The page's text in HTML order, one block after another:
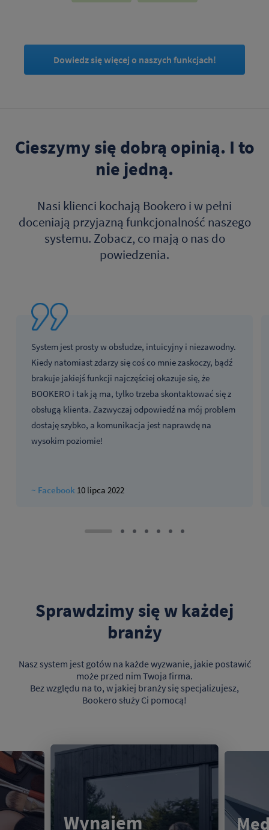
Dowiedz się więcej o naszych funkcjach!
Cieszymy się dobrą opinią. I to
nie jedną.
Nasi klienci kochają Bookero i w pełni
doceniają przyjazną funkcjonalność naszego
systemu. Zobacz, co mają o nas do
powiedzenia.
System jest prosty w obsłudze, intuicyjny i niezawodny.
Kiedy natomiast zdarzy się coś co mnie zaskoczy, bądź
brakuje jakiejś funkcji najczęściej okazuje się, że
BOOKERO i tak ją ma, tylko trzeba skontaktować się z
obsługą klienta. Zazwyczaj odpowiedź na mój problem
dostaję szybko, a komunikacja jest naprawdę na
wysokim poziomie!
~ Facebook 10 lipca 2022
Sprawdzimy się w każdej
branży
Nasz system jest gotów na każde wyzwanie, jakie postawić
może przed nim Twoja firma.
Bez względu na to, w jakiej branży się specjalizujesz,
Bookero służy Ci pomocą!
Wynajem